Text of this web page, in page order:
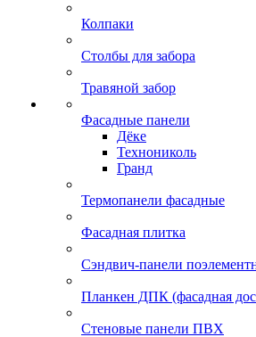
Колпаки
Столбы для забора
Травяной забор
Фасадные панели
Дёке
Технониколь
Гранд
Термопанели фасадные
Фасадная плитка
Сэндвич-панели
Планкен ДПК (фасадная
Стеновые панели ПВХ